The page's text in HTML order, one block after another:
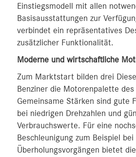
Einstiegsmodell mit allen
Basisausstattungen zur
verbindet ein repräsentatives
zusätzlicher Funktionalität.
Moderne und wirtschaftliche
Zum Marktstart bilden drei
Benziner die Motorenpalette
Gemeinsame Stärken sind gute
bei niedrigen Drehzahlen und
Verbrauchswerte. Für eine
Beschleunigung zum Beispiel bei
Überholungsvorgängen bietet